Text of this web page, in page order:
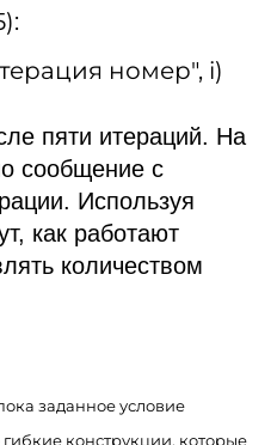
номер", i)
пяти итераций. На
сообщение с
Используя
как работают
количеством
заданное условие
конструкции, которые